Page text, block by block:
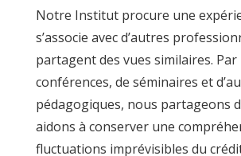
Notre Institut procure une
s’associe avec d’autres
partagent des vues similaires. Par
conférences, de séminaires et
pédagogiques, nous partageons
aidons à conserver une
fluctuations imprévisibles du